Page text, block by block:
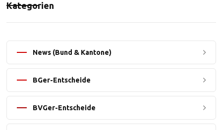
Kategorien
News (Bund & Kantone)
BGer-Entscheide
BVGer-Entscheide